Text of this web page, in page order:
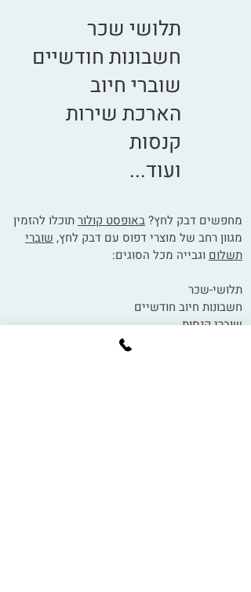
תלושי שכר
חשבונות חודשיים
שוברי חיוב
הארכת שירות
קנסות
ועוד...
מחפשים דבק לחץ?באופסט קולורתוכלו להזמין
מגוון רחב של מוצרי דפוס עם דבק לחץ, שוברי
תשלום וגבייה מכל הסוגים:
תלושי-שכר
חשבונות חיוב חודשיים
שוברי קנסות
הארכת שירות ועוד מגוון הדפסות עם דבק לחץ.